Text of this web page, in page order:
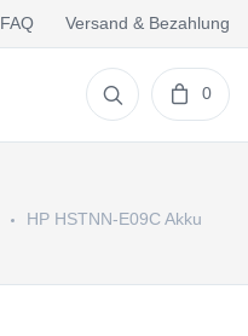
FAQ Versand & Bezahlung
0
HP HSTNN-E09C Akku